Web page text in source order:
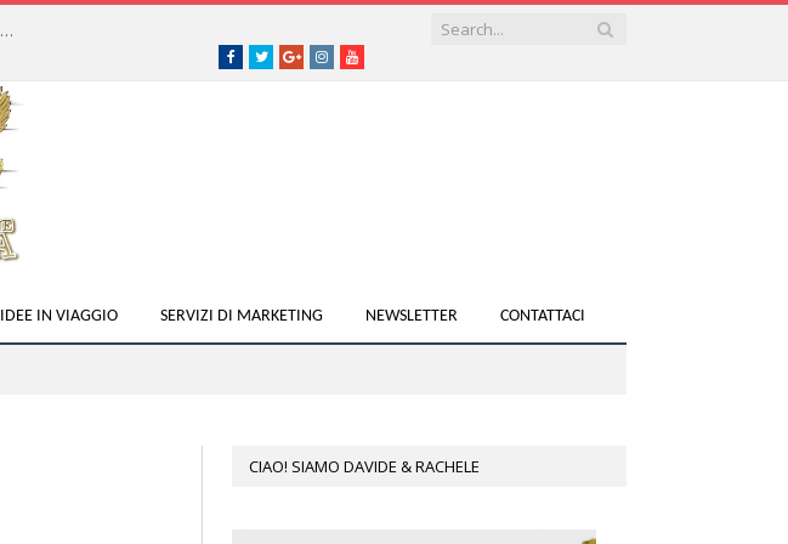
Dove fare campeggio libero in Italia: le migliori mete da raggiungere in traghetto
Facebook
TwitterGoogle+instagramyoutube
IDEE IN VIAGGIO SERVIZI DI MARKETING NEWSLETTER CONTATTACI
CIAO! SIAMO DAVIDE & RACHELE